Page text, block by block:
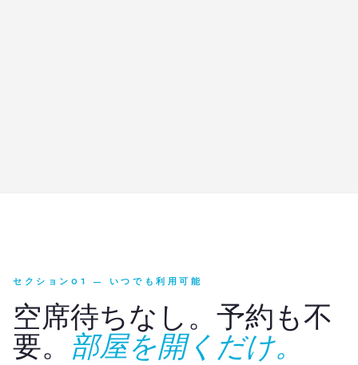
セクション01 — いつでも利用可能
空席待ちなし。予約も不
要。 部屋を開くだけ。